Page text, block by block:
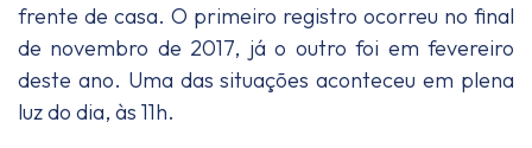
frente de casa. O primeiro registro ocorreu no final
de novembro de 2017, já o outro foi em fevereiro
deste ano. Uma das situações aconteceu em plena
luz do dia, às 11h.